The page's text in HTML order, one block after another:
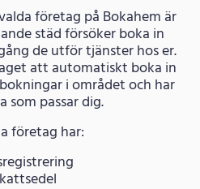
företag på Bokahem är
städ försöker boka in
de utför tjänster hos er.
att automatiskt boka in
i området och har
som passar dig.
företag har: